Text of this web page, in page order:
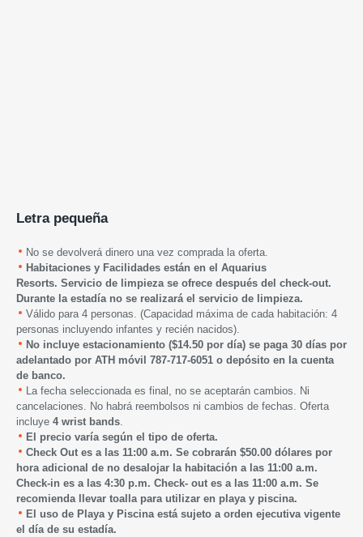
Letra pequeña
No se devolverá dinero una vez comprada la oferta.
Habitaciones y Facilidades están en el Aquarius
Resorts. Servicio de limpieza se ofrece después del check-out.
Durante la estadía no se realizará el servicio de limpieza.
Válido para 4 personas. (Capacidad máxima de cada habitación: 4
personas incluyendo infantes y recién nacidos).
No incluye estacionamiento ($14.50 por día) se paga 30 días por
adelantado por ATH móvil 787-717-6051 o depósito en la cuenta
de banco.
La fecha seleccionada es final, no se aceptarán cambios. Ni
cancelaciones. No habrá reembolsos ni cambios de fechas. Oferta
incluye 4 wrist bands
El precio varía según el tipo de oferta.
Check Out es a las 11:00 a.m. Se cobrarán $50.00 dólares por
hora adicional de no desalojar la habitación a las 11:00 a.m.
Check-in es a las 4:30 p.m. Check- out es a las 11:00 a.m. Se
recomienda llevar toalla para utilizar en playa y piscina.
El uso de Playa y Piscina está sujeto a orden ejecutiva vigente
el día de su estadía.